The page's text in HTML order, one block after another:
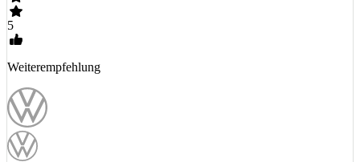
5
Weiterempfehlung